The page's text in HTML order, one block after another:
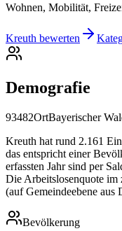
Wohnen, Mobilität,
Kreuth bewerten
Demografie
93482OrtBayerischer
Kreuth hat rund 2.161
das entspricht einer
erfassten Jahr sind per
Die Arbeitslosenquote
(auf Gemeindeebene
Bevölkerung